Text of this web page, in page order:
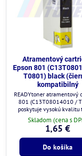
Atramentový
Epson 801
T0801) black
kompatibilný
READYtoner atramentový
801 (C13T08014010 /
poskytuje vysokú kvalitu
plnú kompatibilitu s
Epson.
Skladom (cena s
1,65 €
Do košíka